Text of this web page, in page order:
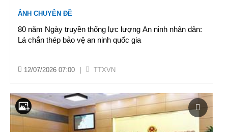
ẢNH CHUYÊN ĐỀ
80 năm Ngày truyền thống lực lượng An ninh nhân dân:
Lá chắn thép bảo vệ an ninh quốc gia
12/07/2026 07:00 TTXVN